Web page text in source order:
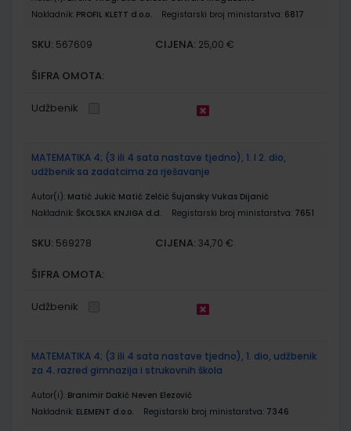
Nakladnik: PROFIL KLETT d.o.o. Registarski broj ministarstva: 6817
SKU: 567609 CIJENA: 25,00 €
ŠIFRA OMOTA:
Udžbenik
MATEMATIKA 4; (3 ili 4 sata nastave tjedno), 1. I 2. dio,
udžbenik sa zadatcima za rješavanje
Autor(i): Matić Jukić Matić Zelčić Šujansky Vukas Dijanić
Nakladnik: ŠKOLSKA KNJIGA d.d. Registarski broj ministarstva: 7651
SKU: 569278 CIJENA: 34,70 €
ŠIFRA OMOTA:
Udžbenik
MATEMATIKA 4; (3 ili 4 sata nastave tjedno), 1. dio, udžbenik
za 4. razred gimnazija i strukovnih škola
Autor(i): Branimir Dakić Neven Elezović
Nakladnik: ELEMENT d.o.o. Registarski broj ministarstva: 7346